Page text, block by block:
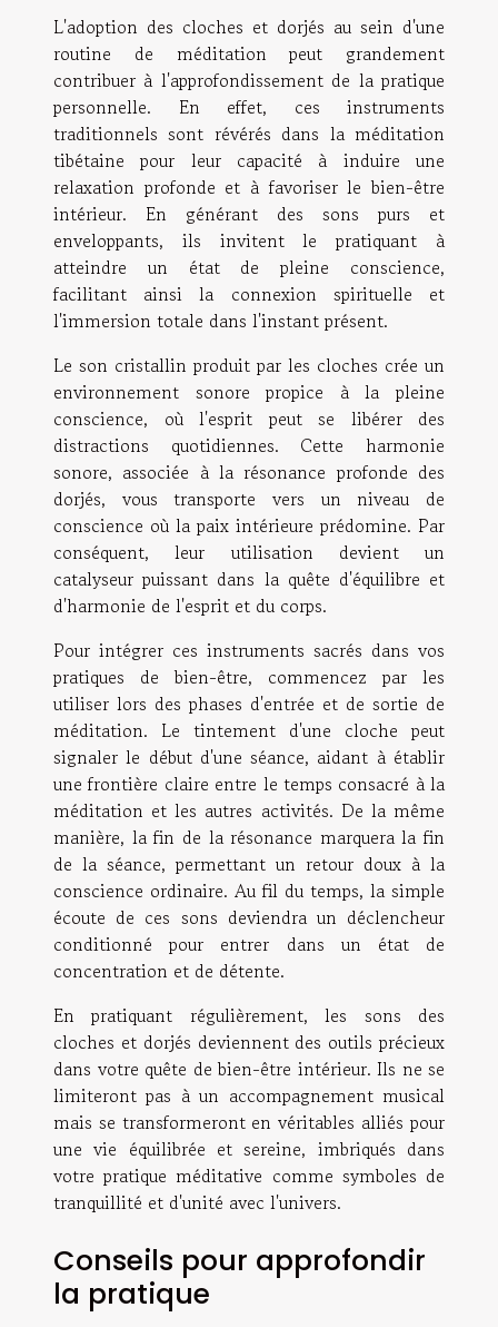
L'adoption des cloches et dorjés au sein d'une
routine de méditation peut grandement
contribuer à l'approfondissement de la pratique
personnelle. En effet, ces instruments
traditionnels sont révérés dans la méditation
tibétaine pour leur capacité à induire une
relaxation profonde et à favoriser le bien-être
intérieur. En générant des sons purs et
enveloppants, ils invitent le pratiquant à
atteindre un état de pleine conscience,
facilitant ainsi la connexion spirituelle et
l'immersion totale dans l'instant présent.
Le son cristallin produit par les cloches crée un
environnement sonore propice à la pleine
conscience, où l'esprit peut se libérer des
distractions quotidiennes. Cette harmonie
sonore, associée à la résonance profonde des
dorjés, vous transporte vers un niveau de
conscience où la paix intérieure prédomine. Par
conséquent, leur utilisation devient un
catalyseur puissant dans la quête d'équilibre et
d'harmonie de l'esprit et du corps.
Pour intégrer ces instruments sacrés dans vos
pratiques de bien-être, commencez par les
utiliser lors des phases d'entrée et de sortie de
méditation. Le tintement d'une cloche peut
signaler le début d'une séance, aidant à établir
une frontière claire entre le temps consacré à la
méditation et les autres activités. De la même
manière, la fin de la résonance marquera la fin
de la séance, permettant un retour doux à la
conscience ordinaire. Au fil du temps, la simple
écoute de ces sons deviendra un déclencheur
conditionné pour entrer dans un état de
concentration et de détente.
En pratiquant régulièrement, les sons des
cloches et dorjés deviennent des outils précieux
dans votre quête de bien-être intérieur. Ils ne se
limiteront pas à un accompagnement musical
mais se transformeront en véritables alliés pour
une vie équilibrée et sereine, imbriqués dans
votre pratique méditative comme symboles de
tranquillité et d'unité avec l'univers.
Conseils pour approfondir
la pratique